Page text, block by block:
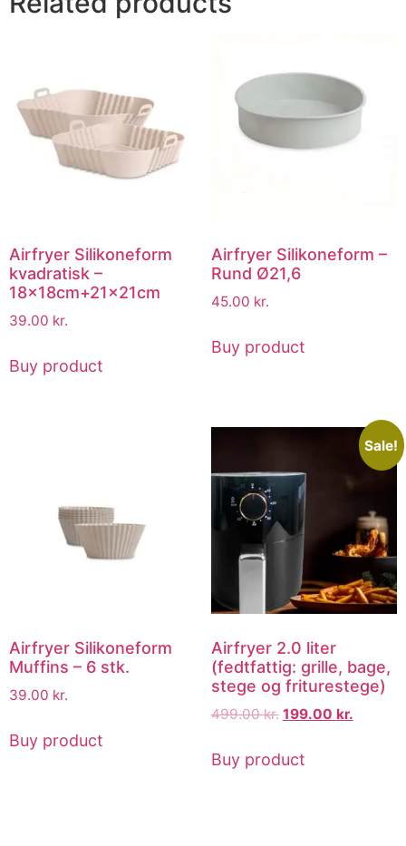
Airfryer Silikoneform
kvadratisk –
18x18cm+21x21cm
39.00 kr.
Buy product
Airfryer Silikoneform –
Rund Ø21,6
45.00 kr.
Buy product
Airfryer Silikoneform
Muffins – 6 stk.
39.00 kr.
Buy product
Sale!
Airfryer 2.0 liter
(fedtfattig: grille, bage,
stege og friturestege)
499.00kr. 199.00 kr.
Buy product